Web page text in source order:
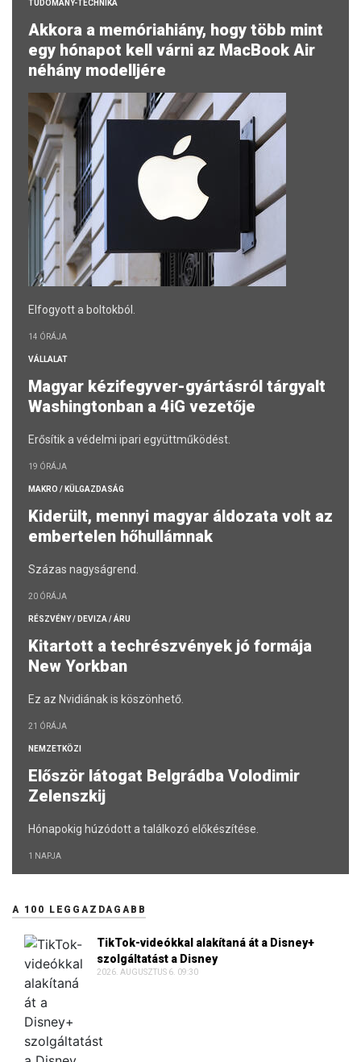
TUDOMÁNY-TECHNIKA
Akkora a memóriahiány, hogy több mint
egy hónapot kell várni az MacBook Air
néhány modelljére
Elfogyott a boltokból.
14 ÓRÁJA
VÁLLALAT
Magyar kézifegyver-gyártásról tárgyalt
Washingtonban a 4iG vezetője
Erősítik a védelmi ipari együttműködést.
19 ÓRÁJA
MAKRO / KÜLGAZDASÁG
Kiderült, mennyi magyar áldozata volt az
embertelen hőhullámnak
Százas nagyságrend.
20 ÓRÁJA
RÉSZVÉNY / DEVIZA / ÁRU
Kitartott a techrészvények jó formája
New Yorkban
Ez az Nvidiának is köszönhető.
21 ÓRÁJA
NEMZETKÖZI
Először látogat Belgrádba Volodimir
Zelenszkij
Hónapokig húzódott a találkozó előkészítése.
1 NAPJA
A 100 LEGGAZDAGABB
TikTok-videókkal alakítaná át a Disney+
szolgáltatást a Disney
2026. AUGUSZTUS 6. 09:30